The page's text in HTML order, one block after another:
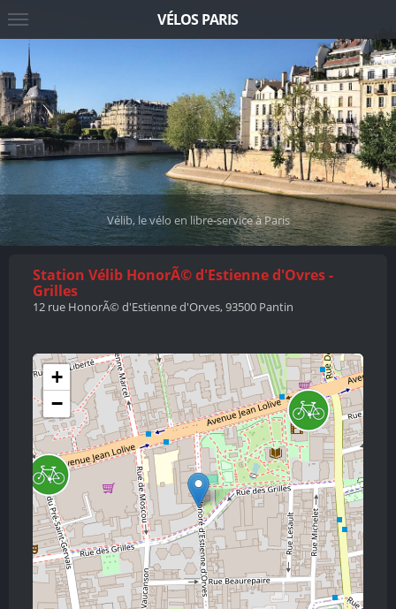
Vélib, le vélo en libre-service à Paris
Station Vélib HonorÃ© d'Estienne d'Ovres -
Grilles
12 rue HonorÃ© d'Estienne d'Orves, 93500 Pantin
+
−
VÉLOS PARIS